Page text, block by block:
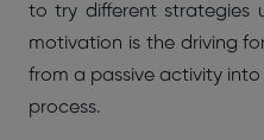
to try different strategies
motivation is the driving
from a passive activity
process.